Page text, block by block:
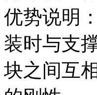
优势说明
装时与支
块之间互